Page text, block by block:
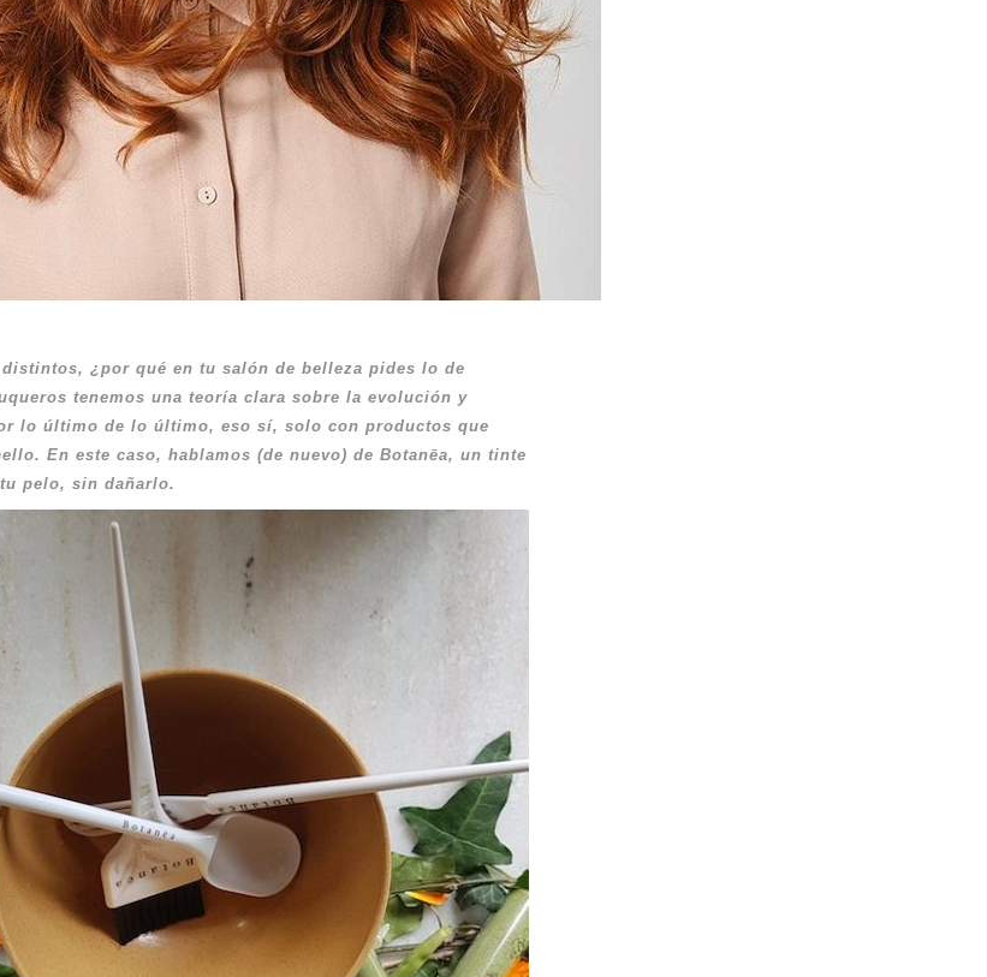
¿por qué en tu salón de belleza pides lo de
tenemos una teoría clara sobre la evolución y
lo último de lo último, eso sí, solo con productos que
En este caso, hablamos (de nuevo) de Botanēa, un tinte
pelo, sin dañarlo.